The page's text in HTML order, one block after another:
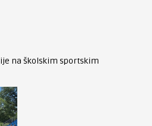
na školskim sportskim